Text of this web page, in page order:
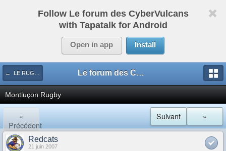
Follow Le forum des CyberVulcans
with Tapatalk for Android
Open in app Install
← LE RUGBY DE CHEZ NOUS Le forum des CyberVulcans
Montluçon Rugby
«
Précédent
»
Suivant
Redcats
21 juin 2007